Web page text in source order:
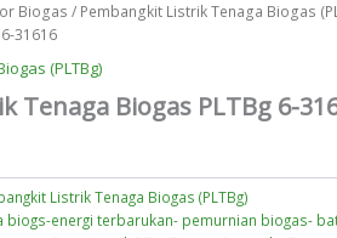
Biogas / Pembangkit Listrik Tenaga Biogas
31616
(PLTBg)
Tenaga Biogas PLTBg 6-
Listrik Tenaga Biogas (PLTBg)
biogs-energi terbarukan- pemurnian biogas-